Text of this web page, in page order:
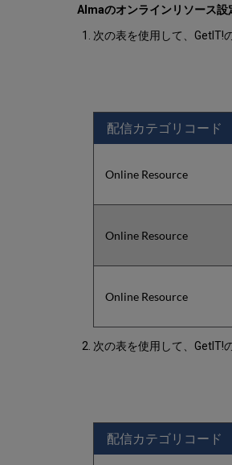
Almaのオンラインリソース設
次の表を使用して、GetIT!
配信カテゴリコード
Online Resource
Online Resource
Online Resource
次の表を使用して、GetIT!
配信カテゴリコード